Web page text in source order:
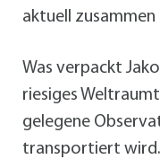
aktuell
Was verpackt
riesiges
gelegene
transportiert wird.